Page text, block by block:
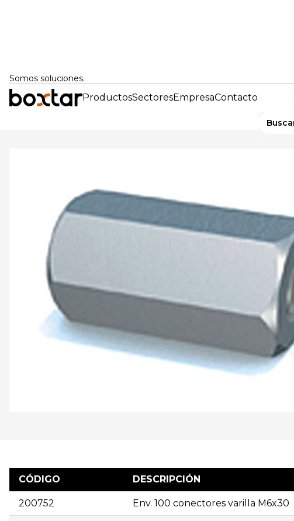
Somos soluciones.
ProductosSectoresEmpresaContacto
Volver atrás
CÓDIGO DESCRIPCIÓN
200752 Env. 100 conectores varilla M6x30